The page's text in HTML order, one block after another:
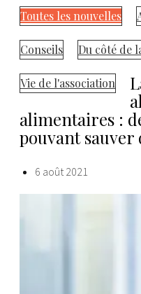
Toutes les nouvelles
Conseils Du côté de
Vie de l'association
alimentaires :
pouvant sauver
6 août 2021